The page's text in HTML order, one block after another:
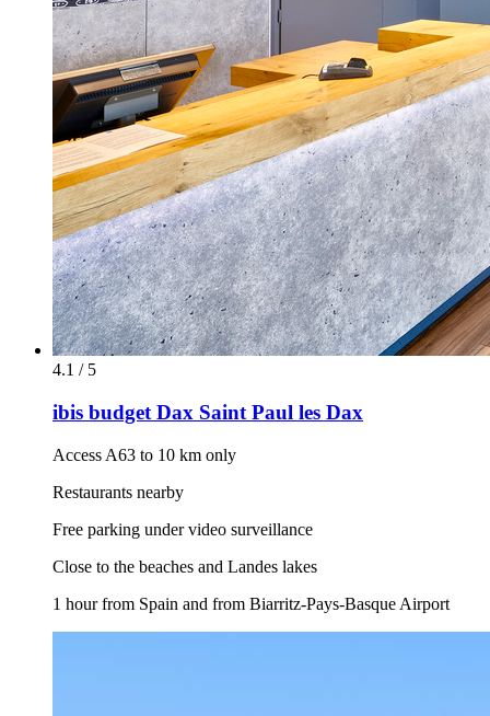
4.1 / 5
ibis budget Dax Saint Paul les Dax
Access A63 to 10 km only
Restaurants nearby
Free parking under video surveillance
Close to the beaches and Landes lakes
1 hour from Spain and from Biarritz-Pays-Basque Airport